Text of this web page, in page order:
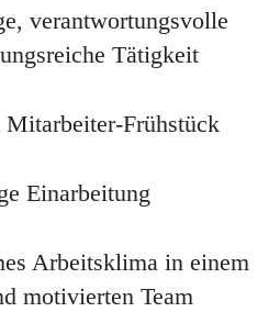
verantwortungsvolle
Tätigkeit
Frühstück
Einarbeitung
Arbeitsklima in einem
motivierten Team